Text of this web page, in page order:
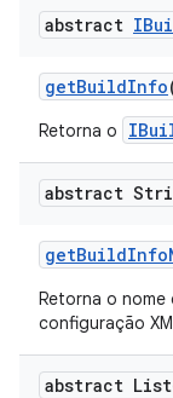
abstract
getBuildInfo
Retorna o
abstract
getBuildInfo
Retorna o
configuração
abstract